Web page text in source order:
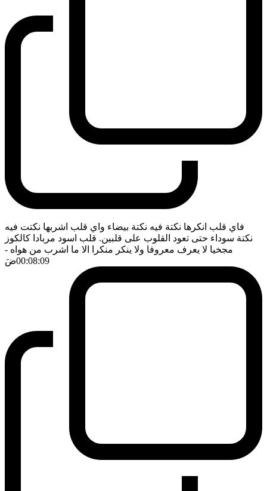
فاي قلب انكرها نكتة فيه نكتة بيضاء واي قلب اشربها نكتت فيه
نكتة سوداء حتى تعود القلوب على قلبين. قلب اسود مربادا كالكوز
مجخيا لا يعرف معروفا ولا ينكر منكرا الا ما اشرب من هواه -
00:08:09ضَ